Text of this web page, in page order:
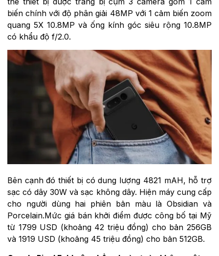
biến chính với độ phân giải 48MP với 1 cảm biến zoom
quang 5X 10.8MP và ống kính góc siêu rộng 10.8MP
có khẩu độ f/2.0.
Bên cạnh đó thiết bị có dung lượng 4821 mAH, hỗ trợ
sạc có dây 30W và sạc không dây. Hiện máy cung cấp
cho người dùng hai phiên bản màu là Obsidian và
Porcelain.Mức giá bán khởi điểm được công bố tại Mỹ
từ 1799 USD (khoảng 42 triệu đồng) cho bản 256GB
và 1919 USD (khoảng 45 triệu đồng) cho bản 512GB.